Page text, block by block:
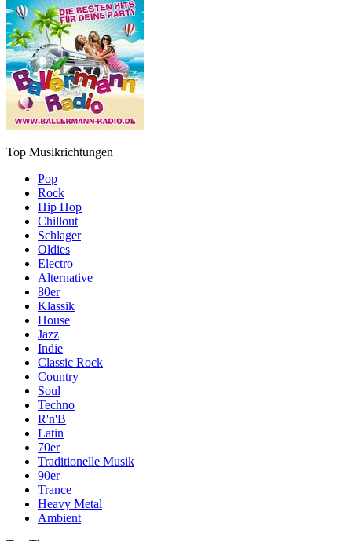
Top Musikrichtungen
Pop
Rock
Hip Hop
Chillout
Schlager
Oldies
Electro
Alternative
80er
Klassik
House
Jazz
Indie
Classic Rock
Country
Soul
Techno
R'n'B
Latin
70er
Traditionelle Musik
90er
Trance
Heavy Metal
Ambient